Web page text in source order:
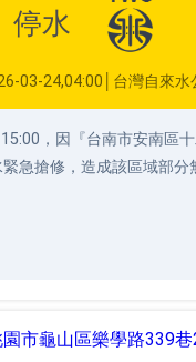
停水
03-24,04:00│台灣自來水
，因『台南市安南區
急搶修，造成該區域部分
市龜山區樂學路339巷